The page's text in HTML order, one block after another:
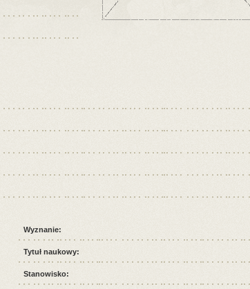
Wyznanie:
Tytuł naukowy:
Stanowisko: